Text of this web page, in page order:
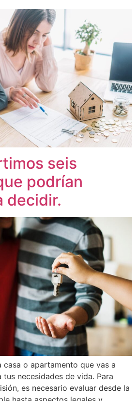
seis
podrían
decidir.
casa o apartamento que vas a
necesidades de vida. Para
es necesario evaluar desde la